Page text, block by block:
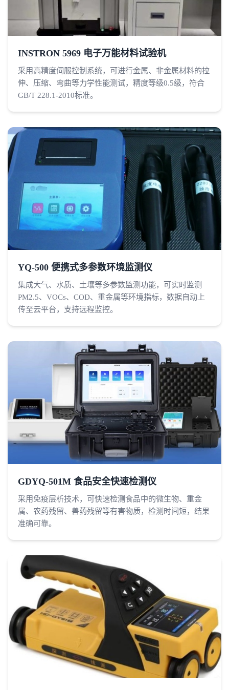
INSTRON 5969 电子万能材料试验机
采用高精度伺服控制系统，可进行金属、非金属材料的拉
伸、压缩、弯曲等力学性能测试，精度等级0.5级，符合
GB/T 228.1-2010标准。
YQ-500 便携式多参数环境监测仪
集成大气、水质、土壤等多参数监测功能，可实时监测
PM2.5、VOCs、COD、重金属等环境指标，数据自动上
传至云平台，支持远程监控。
GDYQ-501M 食品安全快速检测仪
采用免疫层析技术，可快速检测食品中的微生物、重金
属、农药残留、兽药残留等有害物质，检测时间短，结果
准确可靠。